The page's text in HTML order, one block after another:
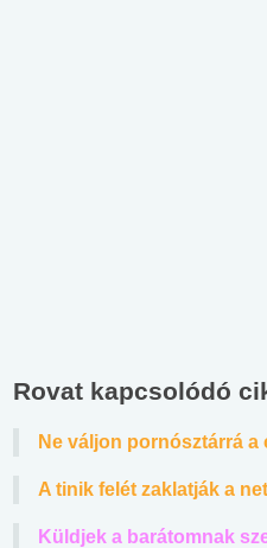
Rovat kapcsolódó
Ne váljon pornósztárrá a
A tinik felét zaklatják a
Küldjek a barátomnak